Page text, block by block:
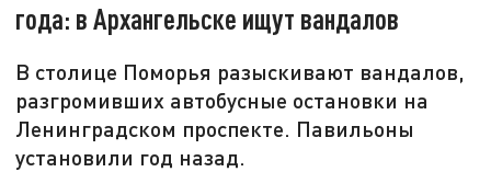
года: в Архангельске ищут вандалов
В столице Поморья разыскивают вандалов,
разгромивших автобусные остановки на
Ленинградском проспекте. Павильоны
установили год назад.